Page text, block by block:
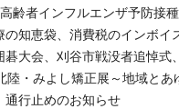
齢者インフルエンザ予防接
の知恵袋、消費税のインボイ
碁大会、刈谷市戦没者追悼式
陸・みよし矯正展～地域とあ
行止めのお知らせ